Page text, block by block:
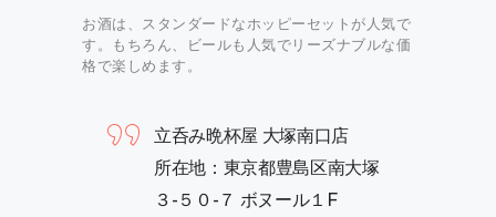
お酒は、スタンダードなホッピーセットが人気で
す。もちろん、ビールも人気でリーズナブルな価
格で楽しめます。
立呑み晩杯屋 大塚南口店
所在地：東京都豊島区南大塚
３-５０-７ ボヌール１F